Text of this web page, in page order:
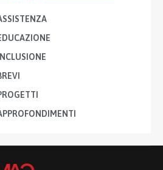
INCLUSIONE